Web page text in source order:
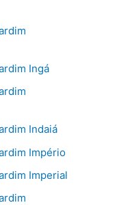
Ingá
Indaiá
Império
Imperial